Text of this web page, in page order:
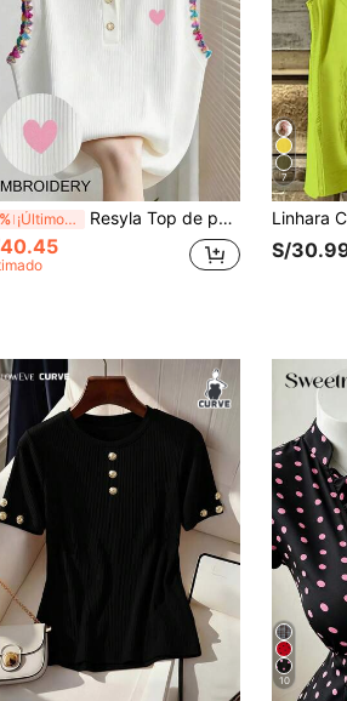
¡Últimos 3 días Resyla Top de punto sin mangas con cuello polo, bordado de corazón y borde de dientes de perro colorido, talla grande para mujer
7
S/
10